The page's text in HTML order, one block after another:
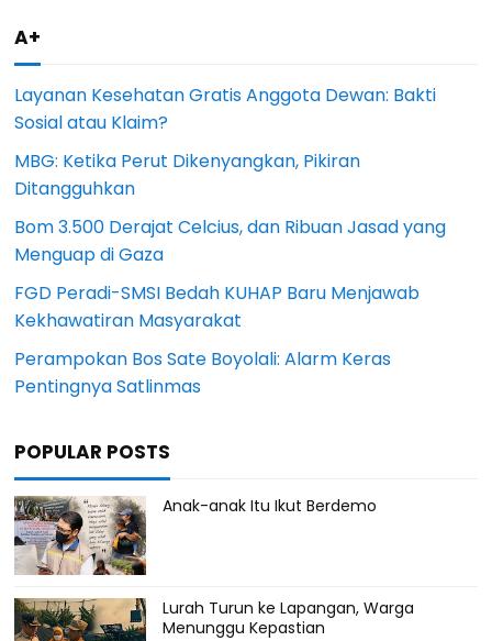
A+
Layanan Kesehatan Gratis Anggota Dewan: Bakti
Sosial atau Klaim?
MBG: Ketika Perut Dikenyangkan, Pikiran
Ditangguhkan
Bom 3.500 Derajat Celcius, dan Ribuan Jasad yang
Menguap di Gaza
FGD Peradi-SMSI Bedah KUHAP Baru Menjawab
Kekhawatiran Masyarakat
Perampokan Bos Sate Boyolali: Alarm Keras
Pentingnya Satlinmas
POPULAR POSTS
Anak-anak Itu Ikut Berdemo
Lurah Turun ke Lapangan, Warga
Menunggu Kepastian